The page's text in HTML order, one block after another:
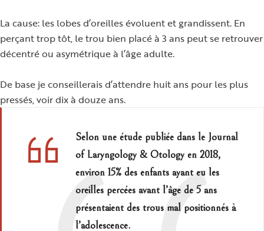
La cause: les lobes d’oreilles évoluent et grandissent. En
perçant trop tôt, le trou bien placé à 3 ans peut se retrouver
décentré ou asymétrique à l’âge adulte.
De base je conseillerais d’attendre huit ans pour les plus
pressés, voir dix à douze ans.
Selon une étude publiée dans le Journal
of Laryngology & Otology en 2018,
environ 15% des enfants ayant eu les
oreilles percées avant l’âge de 5 ans
présentaient des trous mal positionnés à
l’adolescence.